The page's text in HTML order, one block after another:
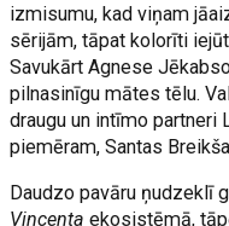
izmisumu, kad viņam
sērijām, tāpat kolorīti
Savukārt Agnese
pilnasinīgu mātes tēlu.
draugu un intīmo partneri
piemēram, Santas
Daudzo pavāru ņudzeklī
Vincenta ekosistēmā,